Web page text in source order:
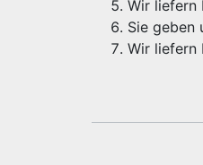
Wir liefern
Sie geben
Wir liefern